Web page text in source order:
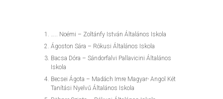
….. Noémi – Zoltánfy István Általános Iskola
Ágoston Sára – Rókusi Általános Iskola
Bacsa Dóra – Sándorfalvi Pallavicini Általános
Iskola
Becsei Ágota – Madách Imre Magyar- Angol Két
Tanítási Nyelvű Általános Iskola